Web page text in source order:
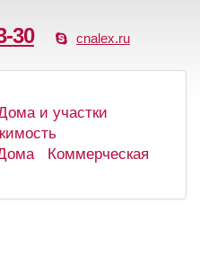
30 cnalex.ru
и участки
Коммерческая